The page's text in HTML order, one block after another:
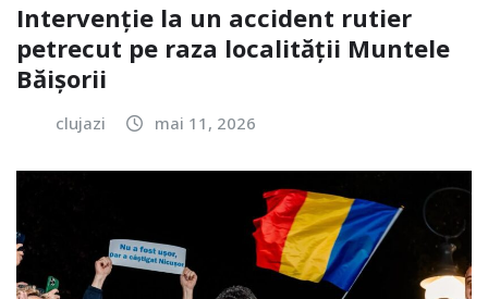
Intervenție la un accident rutier
petrecut pe raza localității Muntele
Băișorii
clujazi mai 11, 2026